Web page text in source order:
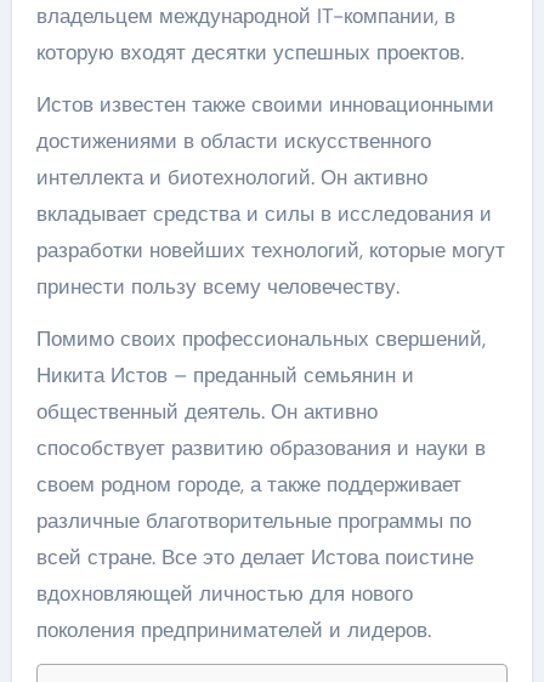
владельцем международной IT-компании, в
которую входят десятки успешных проектов.
Истов известен также своими инновационными
достижениями в области искусственного
интеллекта и биотехнологий. Он активно
вкладывает средства и силы в исследования и
разработки новейших технологий, которые могут
принести пользу всему человечеству.
Помимо своих профессиональных свершений,
Никита Истов – преданный семьянин и
общественный деятель. Он активно
способствует развитию образования и науки в
своем родном городе, а также поддерживает
различные благотворительные программы по
всей стране. Все это делает Истова поистине
вдохновляющей личностью для нового
поколения предпринимателей и лидеров.